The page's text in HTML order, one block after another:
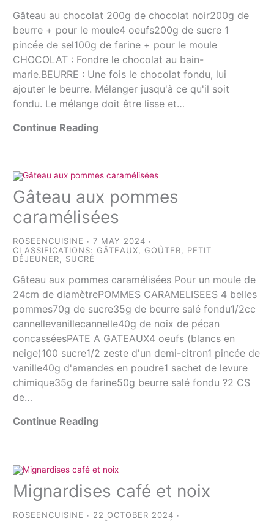
Gâteau au chocolat 200g de chocolat noir200g de
beurre + pour le moule4 oeufs200g de sucre 1
pincée de sel100g de farine + pour le moule
CHOCOLAT : Fondre le chocolat au bain-
marie.BEURRE : Une fois le chocolat fondu, lui
ajouter le beurre. Mélanger jusqu'à ce qu'il soit
fondu. Le mélange doit être lisse et…
Continue Reading
Gâteau aux pommes
caramélisées
ROSEENCUISINE
7 MAY 2024
CLASSIFICATIONS:GÂTEAUX,GOÛTER, PETIT
DÉJEUNER, SUCRÉ
Gâteau aux pommes caramélisées Pour un moule de
24cm de diamètrePOMMES CARAMELISEES 4 belles
pommes70g de sucre35g de beurre salé fondu1/2cc
cannellevanillecannelle40g de noix de pécan
concasséesPATE A GATEAUX4 oeufs (blancs en
neige)100 sucre1/2 zeste d'un demi-citron1 pincée de
vanille40g d'amandes en poudre1 sachet de levure
chimique35g de farine50g beurre salé fondu ?2 CS
de…
Continue Reading
Mignardises café et noix
ROSEENCUISINE
22 OCTOBER 2024